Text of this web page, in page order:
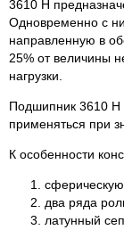
3610 Н
Одновременно с
направленную в
25% от величины
нагрузки.
Подшипник 3610 Н
применяться при
К особенности
два ряда
латунный